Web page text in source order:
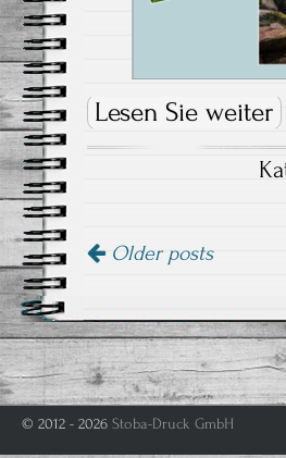
Lesen Sie weiter
Older posts
© 2012 - 2026 Stoba-Druck GmbH